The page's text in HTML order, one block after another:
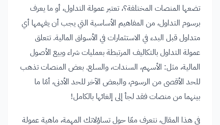
تضعها المنصات المختلفة؟، تعتبر عمولة التداول، أو ما يعرف
برسوم التداول، من المفاهيم الأساسية التي يجب أن يفهمها أي
متداول قبل البدء في الاستثمارات في الأسواق المالية. تتعلق
عمولة التداول بالتكاليف المرتبطة بعمليات شراء وبيع الأصول
المالية، مثل: الأسهم، السندات، والسلع. بعض المنصات تذهب
للحد الأقصى من الرسوم، والبعض الآخر للحد الأدنى، أمّا ما
بينهما من منصات فقد لجأ إلى إلغائها بالكامل!
في هذا المقال، نتعرف معّا حول تساؤلاتك المهمة، ماهية عمولة